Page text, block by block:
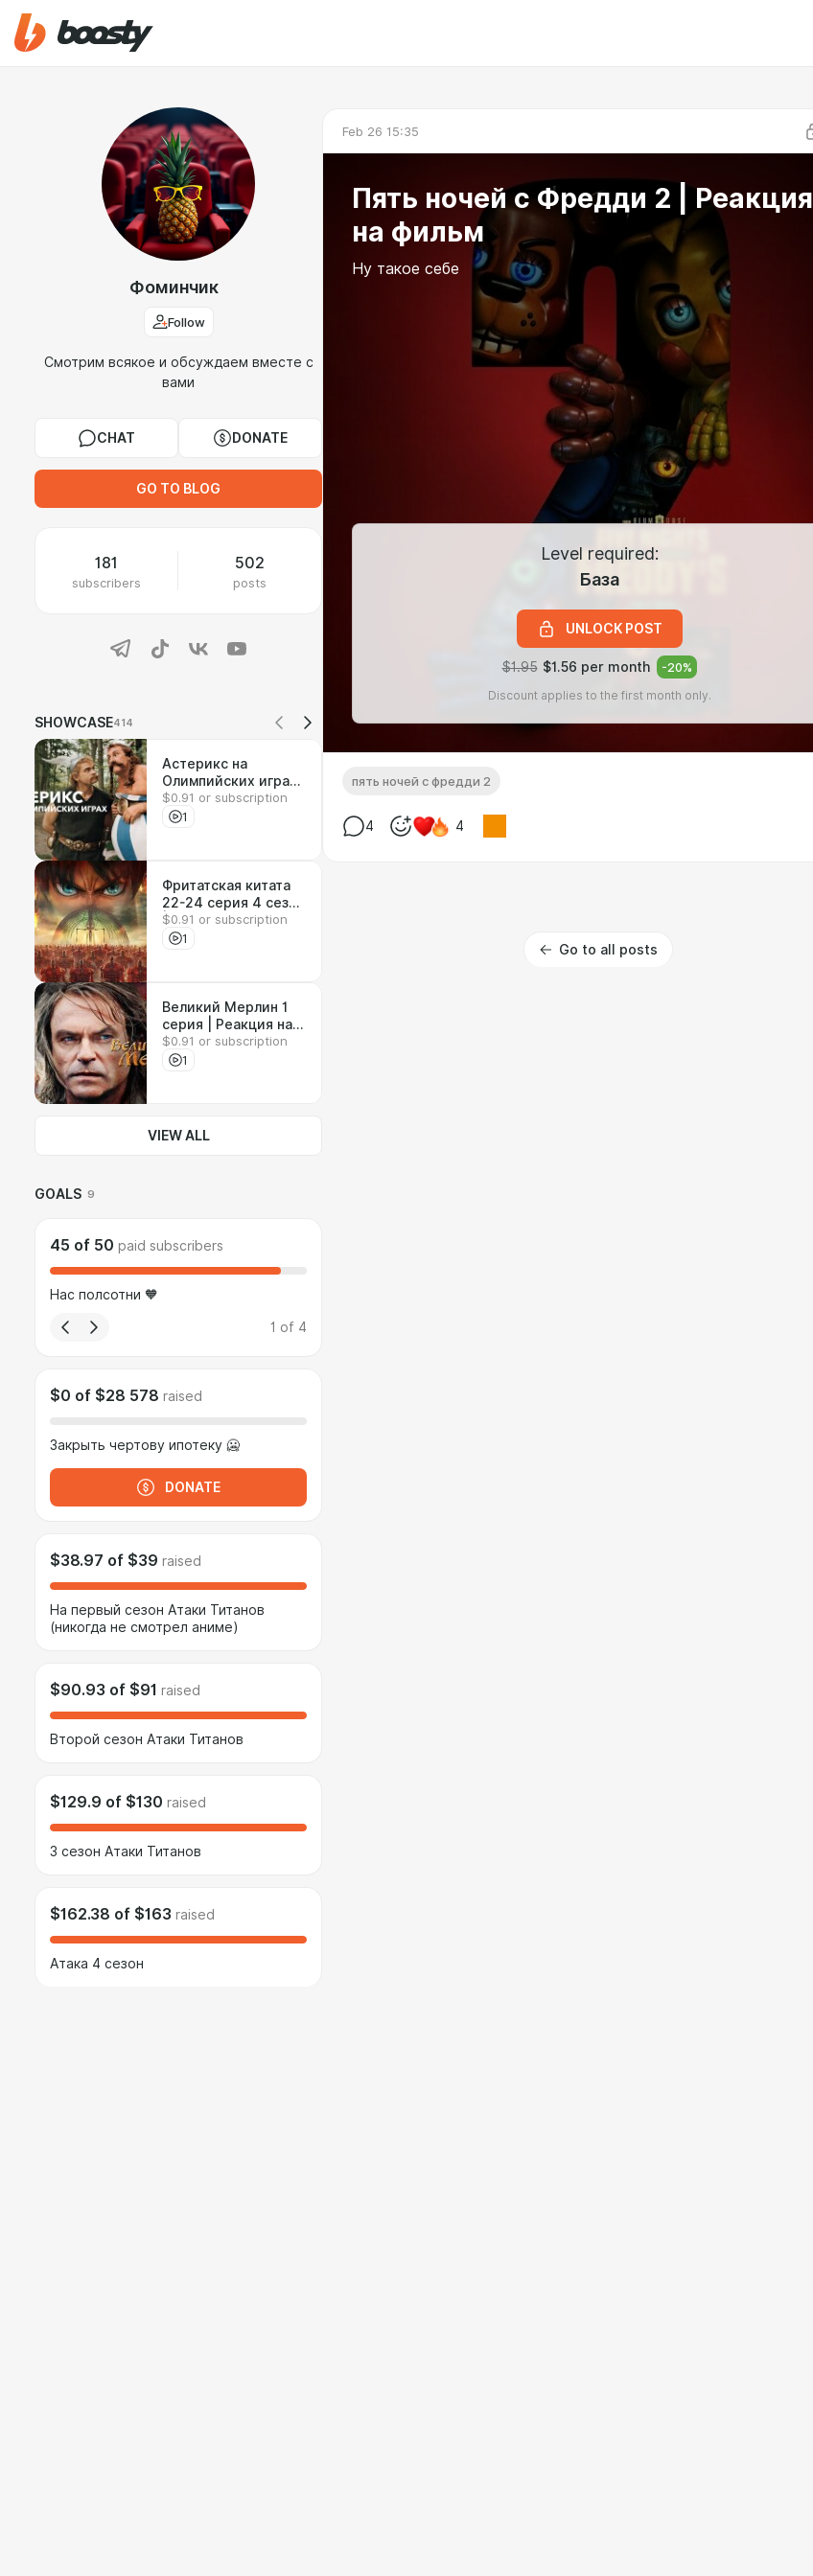
Фоминчик
Follow
Смотрим всякое и обсуждаем вместе с
вами
CHAT DONATE
GO TO BLOG
181
subscribers
502
posts
SHOWCASE414
Астерикс на
Олимпийских играх |
Реакция на фильм
$0.91 or subscription
1
Фритатская китата
22-24 серия 4 сезон
| Реакция на аниме
$0.91 or subscription
1
Великий Мерлин 1
серия | Реакция на
сериал
$0.91 or subscription
1
VIEW ALL
GOALS 9
45 of 50 paid subscribers
Нас полсотни 🧡
1 of 4
$0 of $28 578 raised
Закрыть чертову ипотеку 🥶
DONATE
$38.97 of $39 raised
На первый сезон Атаки Титанов
(никогда не смотрел аниме)
$90.93 of $91 raised
Второй сезон Атаки Титанов
$129.9 of $130 raised
3 сезон Атаки Титанов
$162.38 of $163 raised
Атака 4 сезон
Feb 26 15:35
Пять ночей с Фредди 2 | Реакция
на фильм
Ну такое себе
Level required:
База
UNLOCK POST
$1.95 $1.56 per month -20%
Discount applies to the first month only.
пять ночей с фредди 2
4 4
Go to all posts